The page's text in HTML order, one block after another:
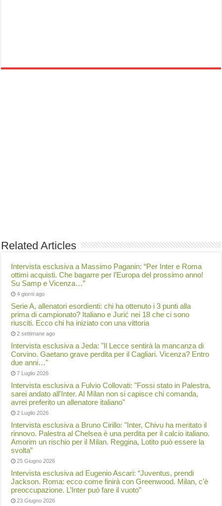
Related Articles
Intervista esclusiva a Massimo Paganin: “Per Inter e Roma
ottimi acquisti. Che bagarre per l’Europa del prossimo anno!
Su Samp e Vicenza…”
4 giorni ago
Serie A, allenatori esordienti: chi ha ottenuto i 3 punti alla
prima di campionato? Italiano e Jurić nei 18 che ci sono
riusciti. Ecco chi ha iniziato con una vittoria
2 settimane ago
Intervista esclusiva a Jeda: "Il Lecce sentirà la mancanza di
Corvino. Gaetano grave perdita per il Cagliari. Vicenza? Entro
due anni…"
7 Luglio 2026
Intervista esclusiva a Fulvio Collovati: "Fossi stato in Palestra,
sarei andato all'Inter. Al Milan non si capisce chi comanda,
avrei preferito un allenatore italiano"
2 Luglio 2026
Intervista esclusiva a Bruno Cirillo: "Inter, Chivu ha meritato il
rinnovo. Palestra al Chelsea è una perdita per il calcio italiano.
Amorim un rischio per il Milan. Reggina, Lotito può essere la
svolta”
25 Giugno 2026
Intervista esclusiva ad Eugenio Ascari: “Juventus, prendi
Jackson. Roma: ecco come finirà con Greenwood. Milan, c’è
preoccupazione. L’Inter può fare il vuoto”
23 Giugno 2026